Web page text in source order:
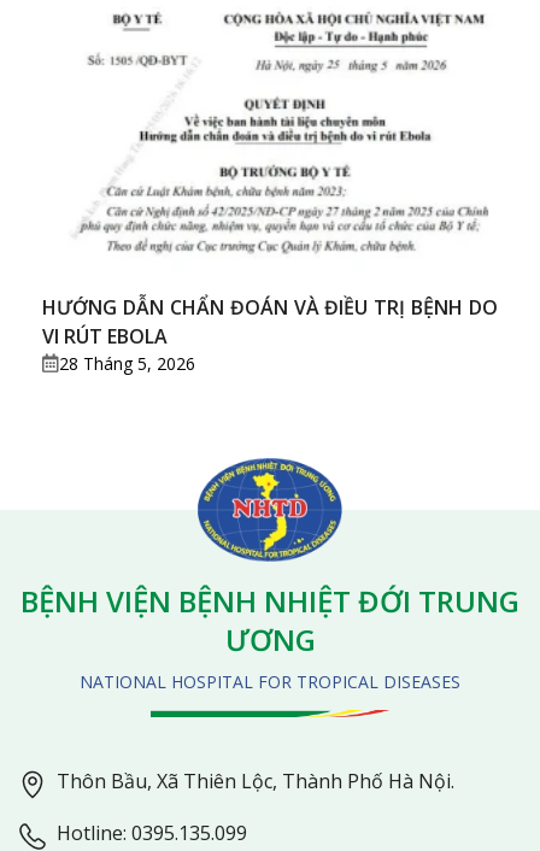
HƯỚNG DẪN CHẨN ĐOÁN VÀ ĐIỀU TRỊ BỆNH DO
VI RÚT EBOLA
28 Tháng 5, 2026
BỆNH VIỆN BỆNH NHIỆT ĐỚI TRUNG
ƯƠNG
NATIONAL HOSPITAL FOR TROPICAL DISEASES
Thôn Bầu, Xã Thiên Lộc, Thành Phố Hà Nội.
Hotline: 0395.135.099